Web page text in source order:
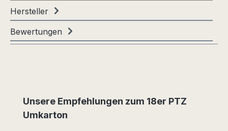
Hersteller
Bewertungen
Produktgalerie überspringen
Unsere Empfehlungen zum 18er PTZ
Umkarton